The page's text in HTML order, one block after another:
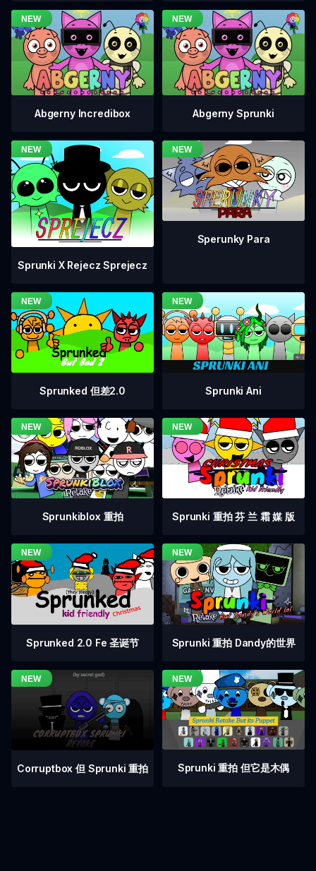
Abgerny Incredibox Abgerny Sprunki
Sprunki X Rejecz Sprejecz
Sperunky Para
Sprunked 但差2.0 Sprunki Ani
Sprunkiblox 重拍 Sprunki 重拍 芬 兰 霜 媒 版
Sprunked 2.0 Fe 圣诞节 Sprunki 重拍 Dandy的世界
Corruptbox 但 Sprunki 重拍 Sprunki 重拍 但它是木偶